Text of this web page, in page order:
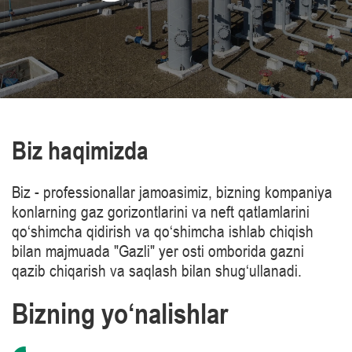
Biz haqimizda
Biz - professionallar jamoasimiz, bizning kompaniya
konlarning gaz gorizontlarini va neft qatlamlarini
qo‘shimcha qidirish va qo‘shimcha ishlab chiqish
bilan majmuada "Gazli" yer osti omborida gazni
qazib chiqarish va saqlash bilan shug‘ullanadi.
Bizning yo‘nalishlar